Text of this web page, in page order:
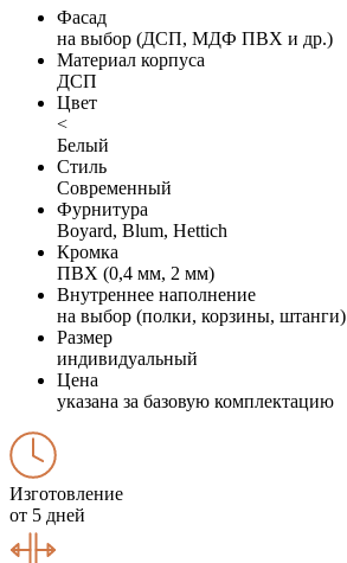
Фасад
на выбор (ДСП, МДФ ПВХ и др.)
Материал корпуса
ДСП
Цвет
<
Белый
Стиль
Современный
Фурнитура
Boyard, Blum, Hettich
Кромка
ПВХ (0,4 мм, 2 мм)
Внутреннее наполнение
на выбор (полки, корзины, штанги)
Размер
индивидуальный
Цена
указана за базовую комплектацию
Изготовление
от 5 дней